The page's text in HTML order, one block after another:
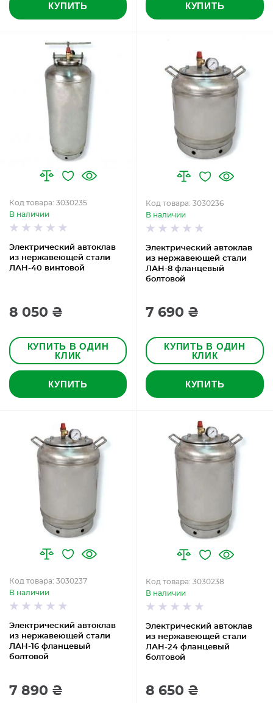
КУПИТЬ КУПИТЬ
Электрический автоклав
из нержавеющей стали
ЛАН-40 винтовой
Код товара: 3030235
В наличии
8 050 ₴
КУПИТЬ В ОДИН
КЛИК
КУПИТЬ
Электрический автоклав
из нержавеющей стали
ЛАН-8 фланцевый
болтовой
Код товара: 3030236
В наличии
7 690 ₴
КУПИТЬ В ОДИН
КЛИК
КУПИТЬ
Электрический автоклав
из нержавеющей стали
ЛАН-16 фланцевый
болтовой
Код товара: 3030237
В наличии
7 890 ₴
Электрический автоклав
из нержавеющей стали
ЛАН-24 фланцевый
болтовой
Код товара: 3030238
В наличии
8 650 ₴